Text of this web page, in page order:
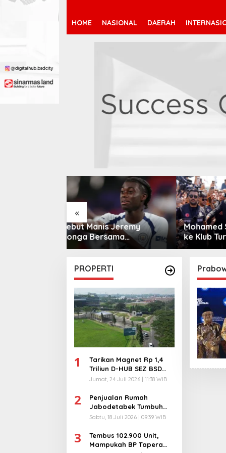
HOME NASIONAL DAERAH
«
Mohamed Salah Berlabuh
ke Klub Turki
PROPERTI
1
Tarikan Magnet Rp 1,4
Triliun D-HUB SEZ BSD
City, Buka 1736
Jumat, 24 Juli 2026 | 11:38 WIB
2
Penjualan Rumah
Jabodetabek Tumbuh
94%! Developer
Ekstra
Sabtu, 18 Juli 2026 | 09:39 WIB
3
Tembus 102.900 Unit,
Mampukah BP Tapera